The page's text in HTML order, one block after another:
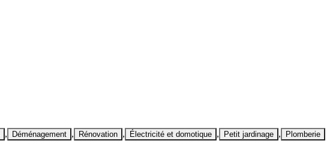
, Déménagement , Rénovation , Électricité et domotique , Petit jardinage , Plomberie